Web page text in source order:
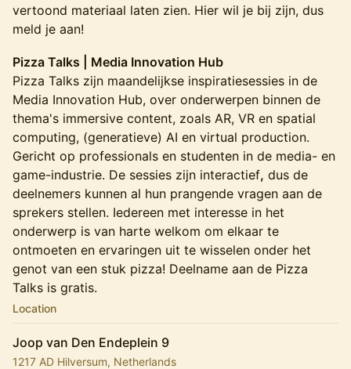
vertoond materiaal laten zien. Hier wil je bij zijn, dus
meld je aan!
Pizza Talks | Media Innovation Hub
Pizza Talks zijn maandelijkse inspiratiesessies in de
Media Innovation Hub, over onderwerpen binnen de
thema's immersive content, zoals AR, VR en spatial
computing, (generatieve) AI en virtual production.
Gericht op professionals en studenten in de media- en
game-industrie. De sessies zijn interactief, dus de
deelnemers kunnen al hun prangende vragen aan de
sprekers stellen. Iedereen met interesse in het
onderwerp is van harte welkom om elkaar te
ontmoeten en ervaringen uit te wisselen onder het
genot van een stuk pizza! Deelname aan de Pizza
Talks is gratis.
Location
Joop van Den Endeplein 9
1217 AD Hilversum, Netherlands